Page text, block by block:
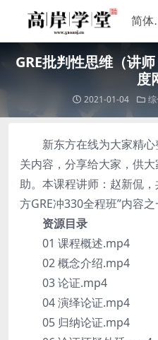
GRE批判性思维（讲
度
2021-01-04
新东方在线为大家精心
关内容，分享给大家，供
助。本课程讲师：赵新侃
方GRE冲330全程班”内容之
资源目录
01 课程概述.mp4
02 概念介绍.mp4
03 论证.mp4
04 演绎论证.mp4
05 归纳论证.mp4